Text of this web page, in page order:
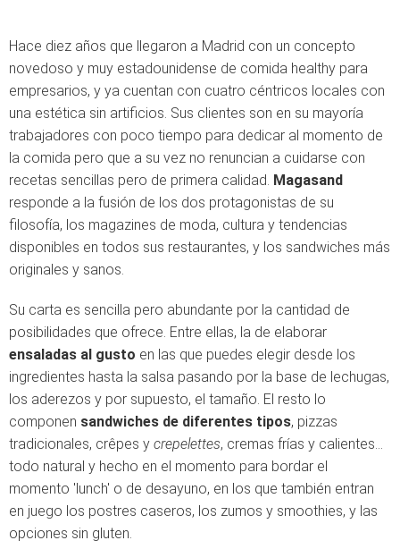
Hace diez años que llegaron a Madrid con un concepto
novedoso y muy estadounidense de comida healthy para
empresarios, y ya cuentan con cuatro céntricos locales con
una estética sin artificios. Sus clientes son en su mayoría
trabajadores con poco tiempo para dedicar al momento de
la comida pero que a su vez no renuncian a cuidarse con
recetas sencillas pero de primera calidad. Magasand
responde a la fusión de los dos protagonistas de su
filosofía, los magazines de moda, cultura y tendencias
disponibles en todos sus restaurantes, y los sandwiches más
originales y sanos.
Su carta es sencilla pero abundante por la cantidad de
posibilidades que ofrece. Entre ellas, la de elaborar
ensaladas al gusto en las que puedes elegir desde los
ingredientes hasta la salsa pasando por la base de lechugas,
los aderezos y por supuesto, el tamaño. El resto lo
componen sandwiches de diferentes tipos, pizzas
tradicionales, crêpes y crepelettes, cremas frías y calientes...
todo natural y hecho en el momento para bordar el
momento 'lunch' o de desayuno, en los que también entran
en juego los postres caseros, los zumos y smoothies, y las
opciones sin gluten.